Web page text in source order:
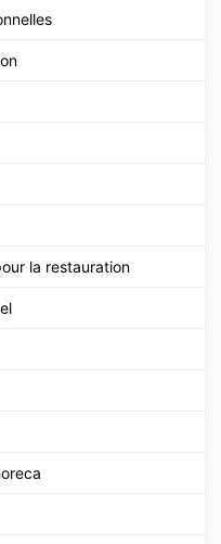
la restauration